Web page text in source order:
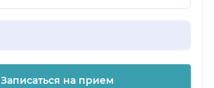
Записаться на прием